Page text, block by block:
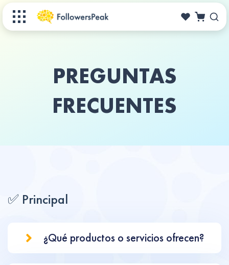
PREGUNTAS
FRECUENTES
✅ Principal
¿Qué productos o servicios ofrecen?